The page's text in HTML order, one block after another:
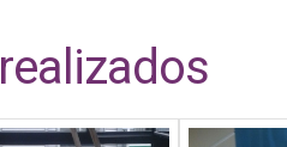
realizados